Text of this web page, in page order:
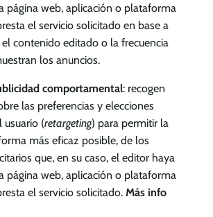
página web, aplicación o plataforma
el servicio solicitado en base a
contenido editado o la frecuencia
los anuncios.
comportamental: recogen
las preferencias y elecciones
usuario (retargeting) para permitir la
más eficaz posible, de los
que, en su caso, el editor haya
página web, aplicación o plataforma
el servicio solicitado. Más info